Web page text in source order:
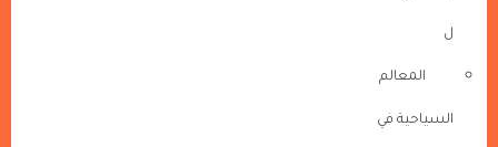
ل
المعالم
السياحية في